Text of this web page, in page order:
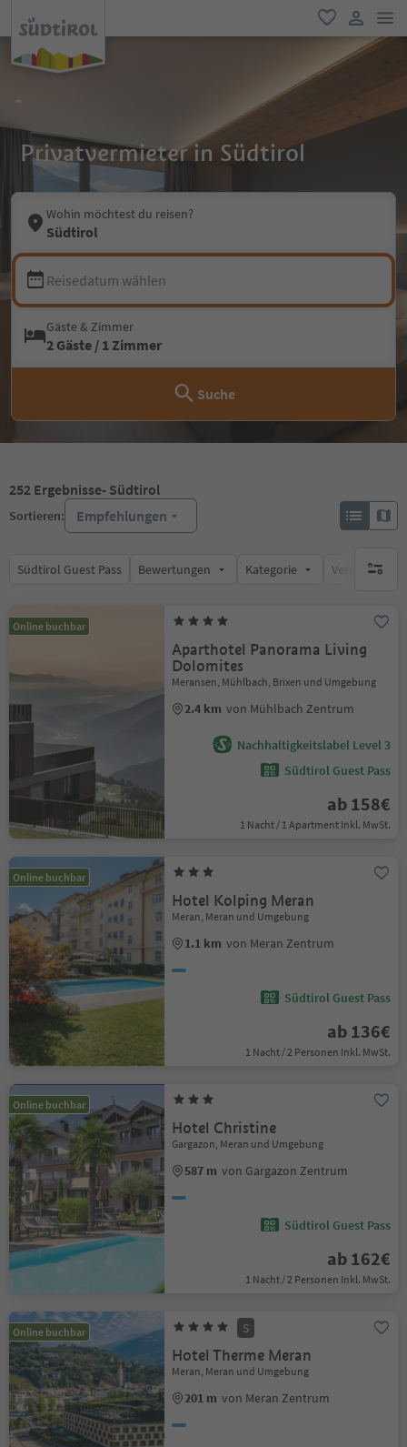
favorit
user link
Privatvermieter in Südtirol
Wohin möchtest du reisen?
Südtirol
Reisedatum wählen
Gäste & Zimmer
2 Gäste / 1 Zimmer
Suche
252 Ergebnisse- Südtirol
Sortieren: Empfehlungen
Südtirol Guest Pass Bewertungen Kategorie keine
Online buchbar
Aparthotel Panorama Living
Dolomites
Meransen, Mühlbach, Brixen und Umgebung
2.4 km von Mühlbach Zentrum
Nachhaltigkeitslabel Level 3
Südtirol Guest Pass
ab 158€
1 Nacht / 1 Apartment Inkl. MwSt.
Online buchbar
Hotel Kolping Meran
Meran, Meran und Umgebung
1.1 km von Meran Zentrum
Südtirol Guest Pass
ab 136€
1 Nacht / 2 Personen Inkl. MwSt.
Online buchbar
Hotel Christine
Gargazon, Meran und Umgebung
587 m von Gargazon Zentrum
Südtirol Guest Pass
ab 162€
1 Nacht / 2 Personen Inkl. MwSt.
Online buchbar S
Hotel Therme Meran
Meran, Meran und Umgebung
201 m von Meran Zentrum